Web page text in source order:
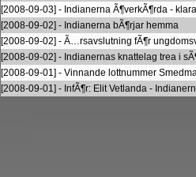
[2008-09-03] - Indianerna Ã¶verkÃ¶rda -
[2008-09-02] - Indianerna bÃ¶rjar hemma
[2008-09-02] - Ã…rsavslutning fÃ¶r
[2008-09-02] - Indianernas knattelag trea i
[2008-09-01] - Vinnande lottnummer
[2008-09-01] - InfÃ¶r: Elit Vetlanda -